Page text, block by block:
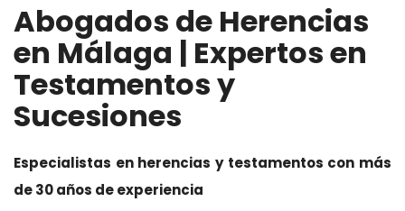
Abogados de Herencias
en Málaga | Expertos en
Testamentos y
Sucesiones
Especialistas en herencias y testamentos con más
de 30 años de experiencia